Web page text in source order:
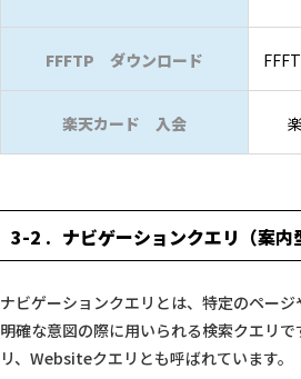
FFFTP ダウンロード
楽天カード 入会
3-2 ナビゲーションクエリ（案内
ナビゲーションクエリとは、特定のペー
明確な意図の際に用いられる検索クエリ
リ、Websiteクエリとも呼ばれています。